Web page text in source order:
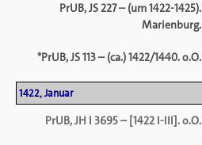
PrUB, JS 227 – (um 1422-1425).
Marienburg.
*PrUB, JS 113 – (ca.) 1422/1440. o.O.
1422, Januar
PrUB, JH I 3695 – [1422 I-III]. o.O.